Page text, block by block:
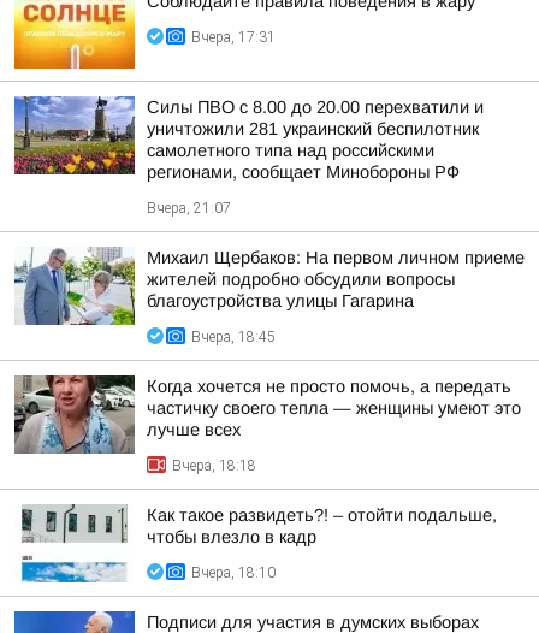
Вчера, 17:31
Силы ПВО с 8.00 до 20.00 перехватили и
уничтожили 281 украинский беспилотник
самолетного типа над российскими
регионами, сообщает Минобороны РФ
Вчера, 21:07
Михаил Щербаков: На первом личном приеме
жителей подробно обсудили вопросы
благоустройства улицы Гагарина
Вчера, 18:45
Когда хочется не просто помочь, а передать
частичку своего тепла — женщины умеют это
лучше всех
Вчера, 18:18
Как такое развидеть?! – отойти подальше,
чтобы влезло в кадр
Вчера, 18:10
Подписи для участия в думских выборах